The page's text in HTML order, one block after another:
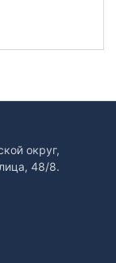
округ,
48/8.